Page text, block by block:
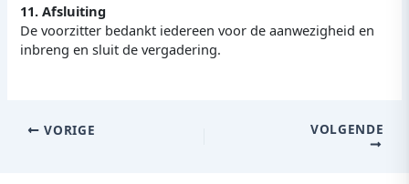
11. Afsluiting
De voorzitter bedankt iedereen voor de aanwezigheid en
inbreng en sluit de vergadering.
VORIGE VOLGENDE